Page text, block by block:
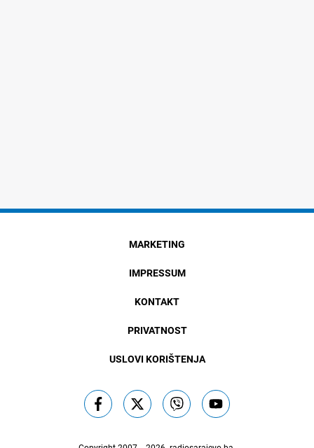
MARKETING
IMPRESSUM
KONTAKT
PRIVATNOST
USLOVI KORIŠTENJA